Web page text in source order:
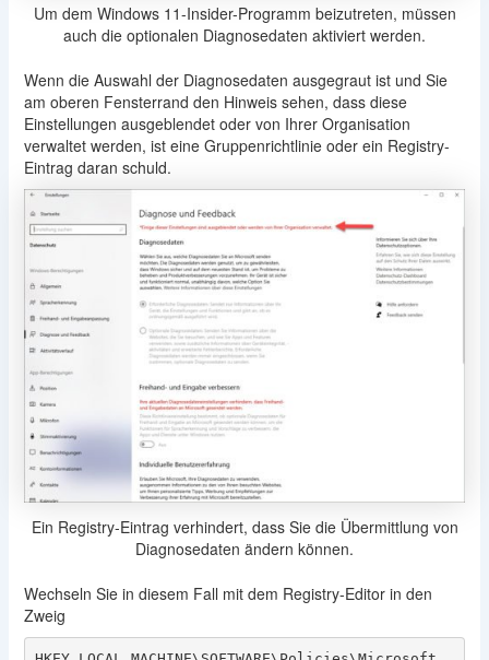
Um dem Windows 11-Insider-Programm beizutreten, müssen
auch die optionalen Diagnosedaten aktiviert werden.
Wenn die Auswahl der Diagnosedaten ausgegraut ist und Sie
am oberen Fensterrand den Hinweis sehen, dass diese
Einstellungen ausgeblendet oder von Ihrer Organisation
verwaltet werden, ist eine Gruppenrichtlinie oder ein Registry-
Eintrag daran schuld.
Ein Registry-Eintrag verhindert, dass Sie die Übermittlung von
Diagnosedaten ändern können.
Wechseln Sie in diesem Fall mit dem Registry-Editor in den
Zweig